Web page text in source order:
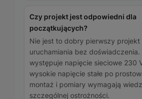
Czy projekt jest odpowiedni dla
początkujących?
Nie jest to dobry pierwszy projekt
uruchamiania bez doświadczenia.
występuje napięcie sieciowe 230
wysokie napięcie stałe po
montaż i pomiary wymagają
szczególnej ostrożności.